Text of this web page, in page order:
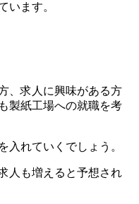
います。
、求人に興味がある方
製紙工場への就職を考
入れていくでしょう。
人も増えると予想され